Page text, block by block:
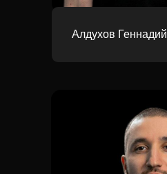
Алдухов Геннадий